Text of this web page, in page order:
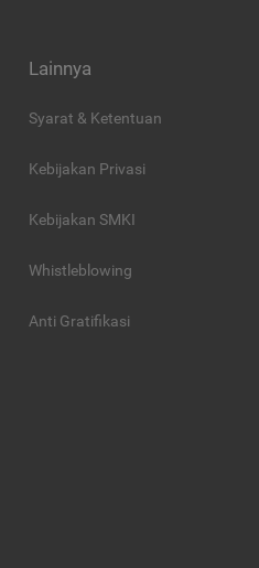
Lainnya
Syarat & Ketentuan
Kebijakan Privasi
Kebijakan SMKI
Whistleblowing
Anti Gratifikasi